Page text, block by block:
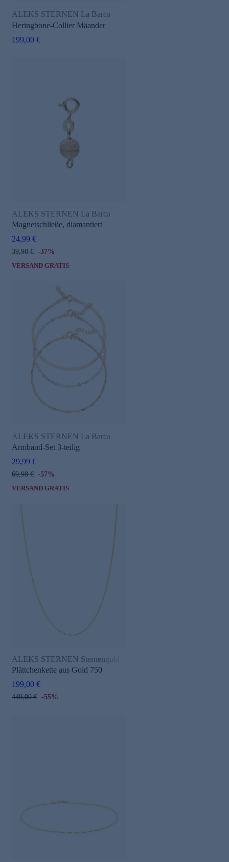
ALEKS STERNEN La Barca
Heringbone-Collier Mäander
199,00 €
ALEKS STERNEN La Barca
Magnetschließe, diamantiert
24,99 €
39,98 € -37%
VERSAND GRATIS
ALEKS STERNEN La Barca
Armband-Set 3-teilig
29,99 €
69,98 € -57%
VERSAND GRATIS
ALEKS STERNEN Sternengold
Plättchenkette aus Gold 750
199,00 €
449,00 € -55%